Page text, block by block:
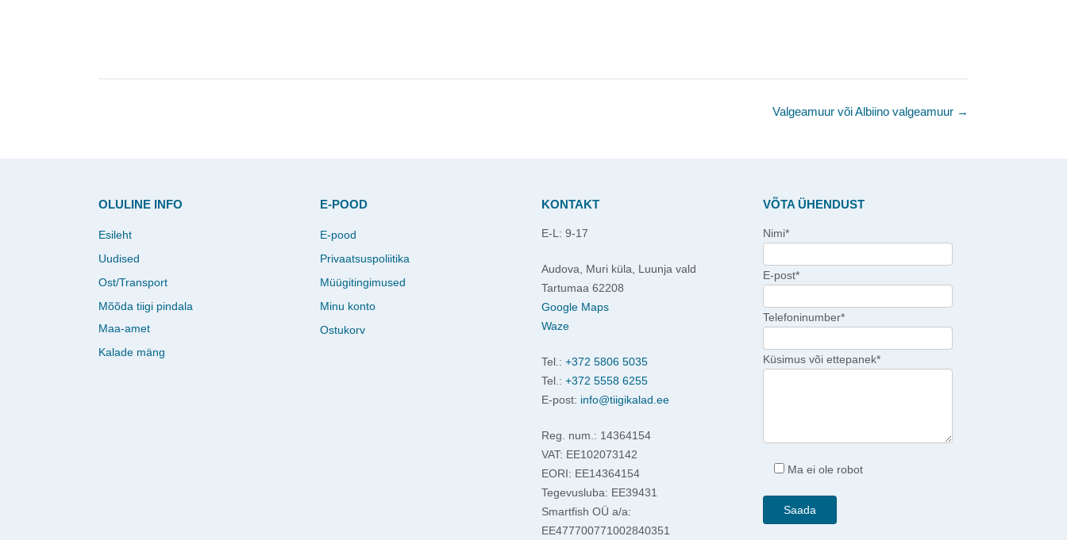
Valgeamuur või Albiino valgeamuur →
OLULINE INFO
Esileht
Uudised
Ost/Transport
Mõõda tiigi pindala
Maa-amet
Kalade mäng
E-POOD
E-pood
Privaatsuspoliitika
Müügitingimused
Minu konto
Ostukorv
KONTAKT
E-L: 9-17
Audova, Muri küla, Luunja vald
Tartumaa 62208
Google Maps
Waze
Tel.: +372 5806 5035
Tel.: +372 5558 6255
E-post: info@tiigikalad.ee
Reg. num.: 14364154
VAT: EE102073142
EORI: EE14364154
Tegevusluba: EE39431
Smartfish OÜ a/a:
EE477700771002840351
VÕTA ÜHENDUST
Nimi*
E-post*
Telefoninumber*
Küsimus või ettepanek*
Ma ei ole robot